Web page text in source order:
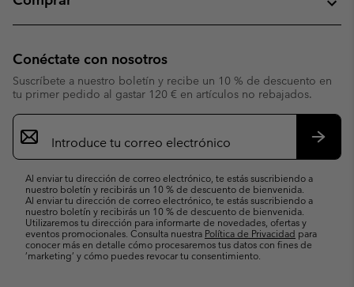
Conéctate con nosotros
Suscríbete a nuestro boletín y recibe un 10 % de descuento en
tu primer pedido al gastar 120 € en artículos no rebajados.
Suscripción
de
correo
Al enviar tu dirección de correo electrónico, te estás suscribiendo a
nuestro boletín y recibirás un 10 % de descuento de bienvenida.
Al enviar tu dirección de correo electrónico, te estás suscribiendo a
nuestro boletín y recibirás un 10 % de descuento de bienvenida.
Utilizaremos tu dirección para informarte de novedades, ofertas y
eventos promocionales. Consulta nuestra Política de Privacidad para
conocer más en detalle cómo procesaremos tus datos con fines de
’marketing’ y cómo puedes revocar tu consentimiento.